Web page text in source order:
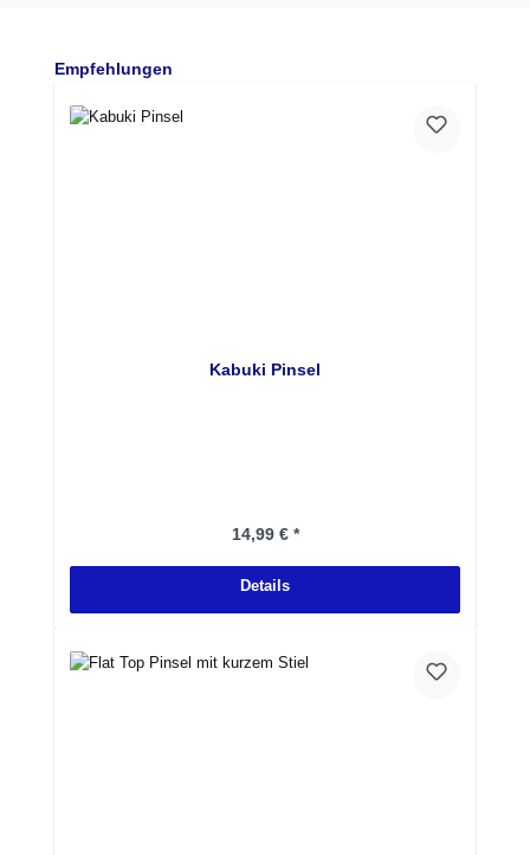
Produktgalerie überspringen
Empfehlungen
Kabuki Pinsel
Regulärer Preis:
14,99 € *
Details